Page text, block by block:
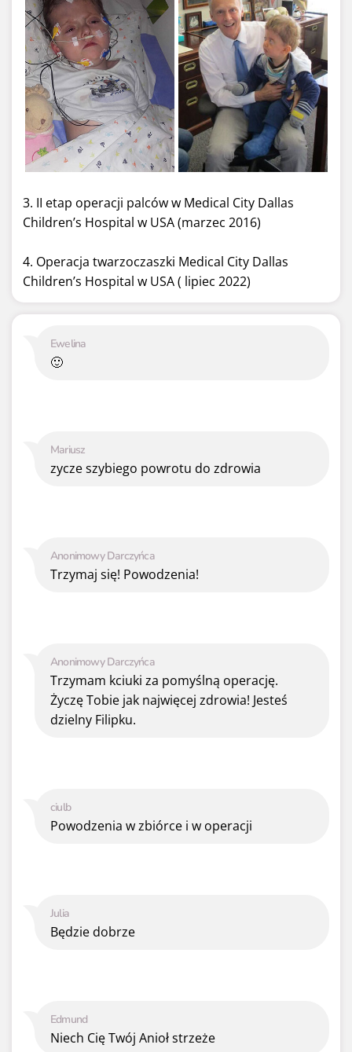
3. II etap operacji palców w Medical City Dallas
Children’s Hospital w USA (marzec 2016)
4. Operacja twarzoczaszki Medical City Dallas
Children’s Hospital w USA ( lipiec 2022)
Edmund
Niech Cię Twój Anioł strzeże
Julia
Będzie dobrze
ciulb
Powodzenia w zbiórce i w operacji
Anonimowy Darczyńca
Trzymam kciuki za pomyślną operację.
Życzę Tobie jak najwięcej zdrowia! Jesteś
dzielny Filipku.
Anonimowy Darczyńca
Trzymaj się! Powodzenia!
Mariusz
zycze szybiego powrotu do zdrowia
Ewelina
🙂